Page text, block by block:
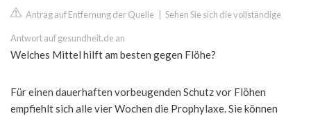
Antrag auf Entfernung der Quelle Sehen Sie sich die vollständige
Antwort auf gesundheit.de an
Welches Mittel hilft am besten gegen Flöhe?
Für einen dauerhaften vorbeugenden Schutz vor Flöhen
empfiehlt sich alle vier Wochen die Prophylaxe. Sie können